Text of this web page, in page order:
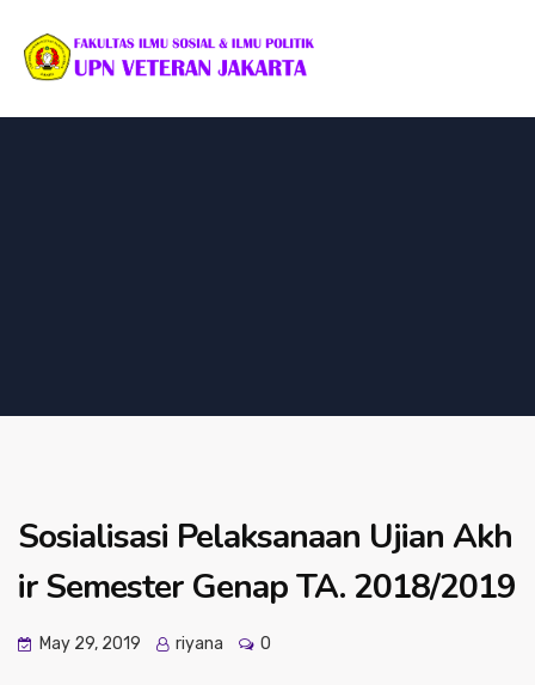
Sosialisasi Pelaksanaan Ujian Akh
ir Semester Genap TA. 2018/2019
May 29, 2019 riyana 0